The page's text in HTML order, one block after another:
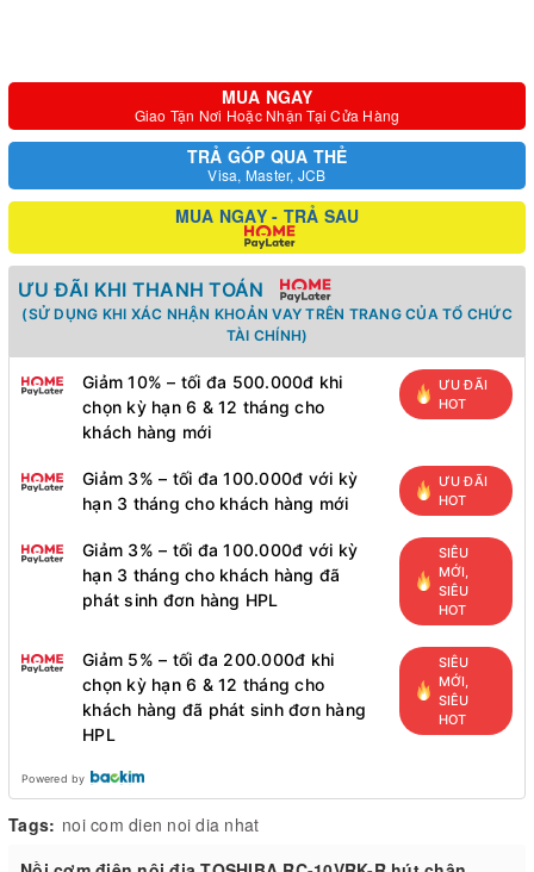
MUA NGAY
Giao Tận Nơi Hoặc Nhận Tại Cửa Hàng
TRẢ GÓP QUA THẺ
Visa, Master, JCB
MUA NGAY - TRẢ SAU
ƯU ĐÃI KHI THANH TOÁN
(SỬ DỤNG KHI XÁC NHẬN KHOẢN VAY TRÊN TRANG CỦA TỔ CHỨC
TÀI CHÍNH)
Giảm 10% – tối đa 500.000đ khi
chọn kỳ hạn 6 & 12 tháng cho
khách hàng mới
ƯU ĐÃI
HOT
Giảm 3% – tối đa 100.000đ với kỳ
hạn 3 tháng cho khách hàng mới
ƯU ĐÃI
HOT
Giảm 3% – tối đa 100.000đ với kỳ
hạn 3 tháng cho khách hàng đã
phát sinh đơn hàng HPL
SIÊU
MỚI,
SIÊU
HOT
Giảm 5% – tối đa 200.000đ khi
chọn kỳ hạn 6 & 12 tháng cho
khách hàng đã phát sinh đơn hàng
HPL
SIÊU
MỚI,
SIÊU
HOT
Powered by
Tags: noi com dien noi dia nhat